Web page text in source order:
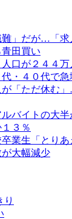
」だが…「求
田買い
人口が２４４
・４０代で急
「ただ休む
バイトの大
３％
業生「とり
大幅減少
り